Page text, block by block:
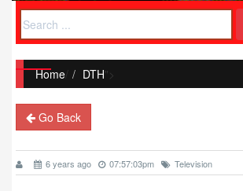
Home/ DTH">
Go Back
6 years ago 07:57:03pm Television